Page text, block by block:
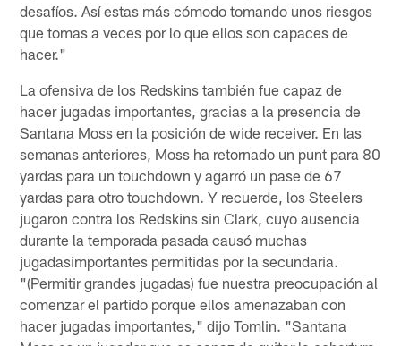
desafíos. Así estas más cómodo tomando unos riesgos
que tomas a veces por lo que ellos son capaces de
hacer."
La ofensiva de los Redskins también fue capaz de
hacer jugadas importantes, gracias a la presencia de
Santana Moss en la posición de wide receiver. En las
semanas anteriores, Moss ha retornado un punt para 80
yardas para un touchdown y agarró un pase de 67
yardas para otro touchdown. Y recuerde, los Steelers
jugaron contra los Redskins sin Clark, cuyo ausencia
durante la temporada pasada causó muchas
jugadasimportantes permitidas por la secundaria.
"(Permitir grandes jugadas) fue nuestra preocupación al
comenzar el partido porque ellos amenazaban con
hacer jugadas importantes," dijo Tomlin. "Santana